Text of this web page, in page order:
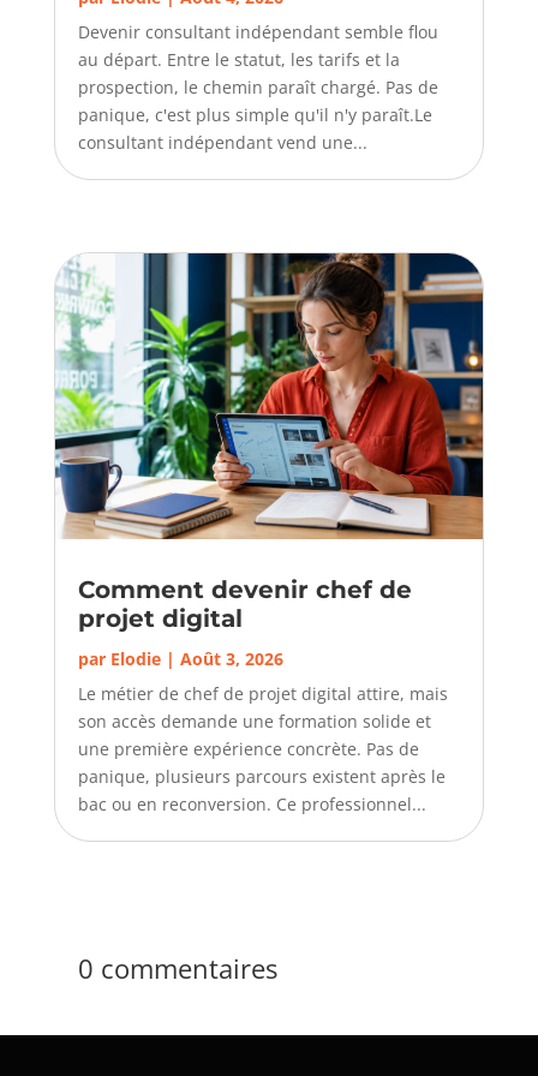
Devenir consultant indépendant semble flou
au départ. Entre le statut, les tarifs et la
prospection, le chemin paraît chargé. Pas de
panique, c'est plus simple qu'il n'y paraît.Le
consultant indépendant vend une...
Comment devenir chef de
projet digital
par Elodie| Août 3, 2026
Le métier de chef de projet digital attire, mais
son accès demande une formation solide et
une première expérience concrète. Pas de
panique, plusieurs parcours existent après le
bac ou en reconversion. Ce professionnel...
0 commentaires